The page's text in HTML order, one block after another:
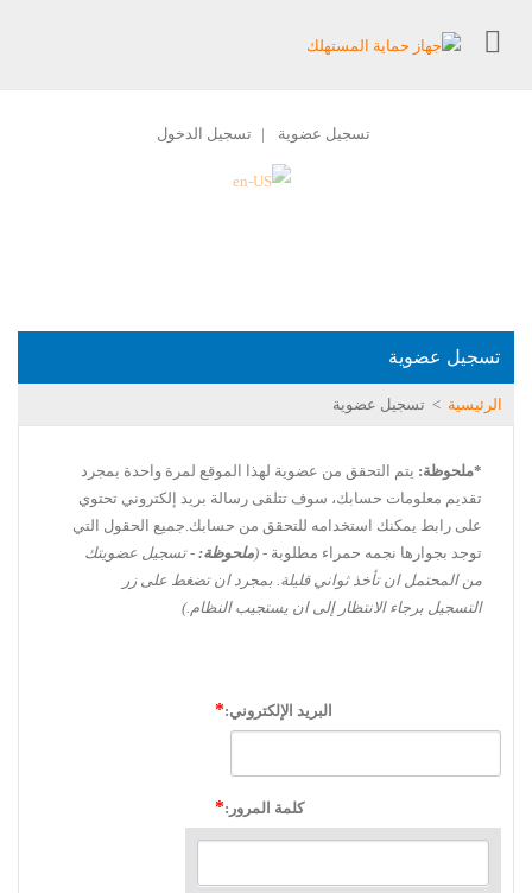
تسجيل عضوية | تسجيل الدخول
تسجيل عضوية
الرئيسية > تسجيل عضوية
*ملحوظة: يتم التحقق من عضوية لهذا الموقع لمرة واحدة بمجرد
تقديم معلومات حسابك، سوف تتلقى رسالة بريد إلكتروني تحتوي
على رابط يمكنك استخدامه للتحقق من حسابك.جميع الحقول التي
توجد بجوارها نجمه حمراء مطلوبة - (ملحوظة: - تسجيل عضويتك
من المحتمل ان تأخذ ثواني قليلة. بمجرد ان تضغط على زر
التسجيل برجاء الانتظار إلى ان يستجيب النظام.)
البريد الإلكتروني:
كلمة المرور: